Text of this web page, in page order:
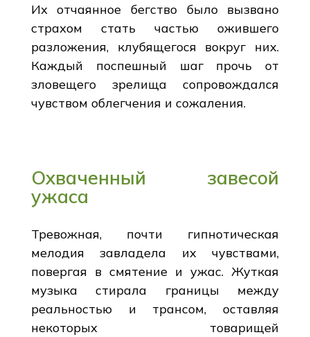
Их отчаянное бегство было вызвано
страхом стать частью ожившего
разложения, клубящегося вокруг них.
Каждый поспешный шаг прочь от
зловещего зрелища сопровождался
чувством облегчения и сожаления.
Охваченный завесой
ужаса
Тревожная, почти гипнотическая
мелодия завладела их чувствами,
повергая в смятение и ужас. Жуткая
музыка стирала границы между
реальностью и трансом, оставляя
некоторых товарищей